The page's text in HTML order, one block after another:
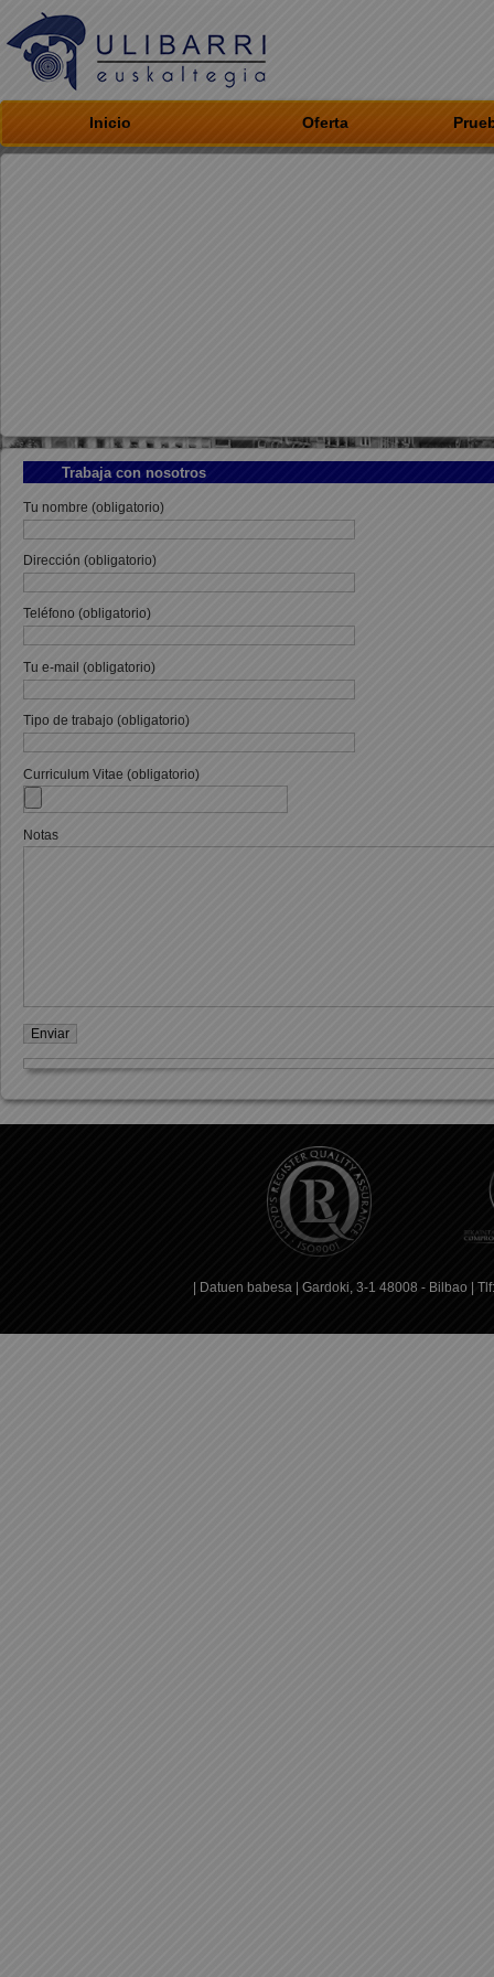
Inicio Oferta
Trabaja con nosotros
Tu nombre (obligatorio)
Dirección (obligatorio)
Teléfono (obligatorio)
Tu e-mail (obligatorio)
Tipo de trabajo (obligatorio)
Curriculum Vitae (obligatorio)
Notas
Datuen babesa | Gardoki, 3-1 48008 - Bilbao |